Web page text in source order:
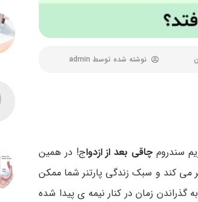
نوشته شده توسط admin
سندروم چاقی بعد از ازدواج! در همین
می کند و سبک زندگی پارتنر شما ممکن
زمان در کنار نیمه ی پیدا شده